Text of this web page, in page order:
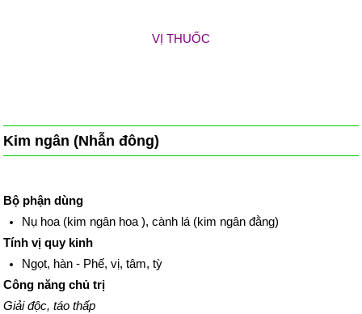
VỊ THUỐC
Kim ngân (Nhẫn đông)
Bộ phận dùng
Nụ hoa (kim ngân hoa ), cành lá (kim ngân đằng)
Tính vị quy kinh
Ngọt, hàn - Phế, vị, tâm, tỳ
Công năng chủ trị
Giải độc, táo thấp